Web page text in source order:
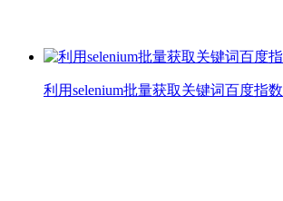
利用selenium批量获取关键词百度指数